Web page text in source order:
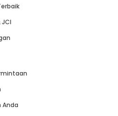
Anda